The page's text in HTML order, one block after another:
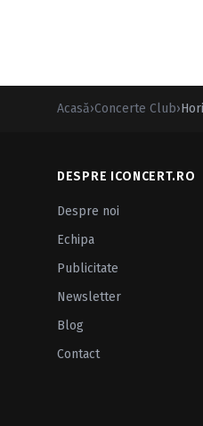
Acasă›Concerte Club›
DESPRE ICONCERT.RO
Despre noi
Echipa
Publicitate
Newsletter
Blog
Contact